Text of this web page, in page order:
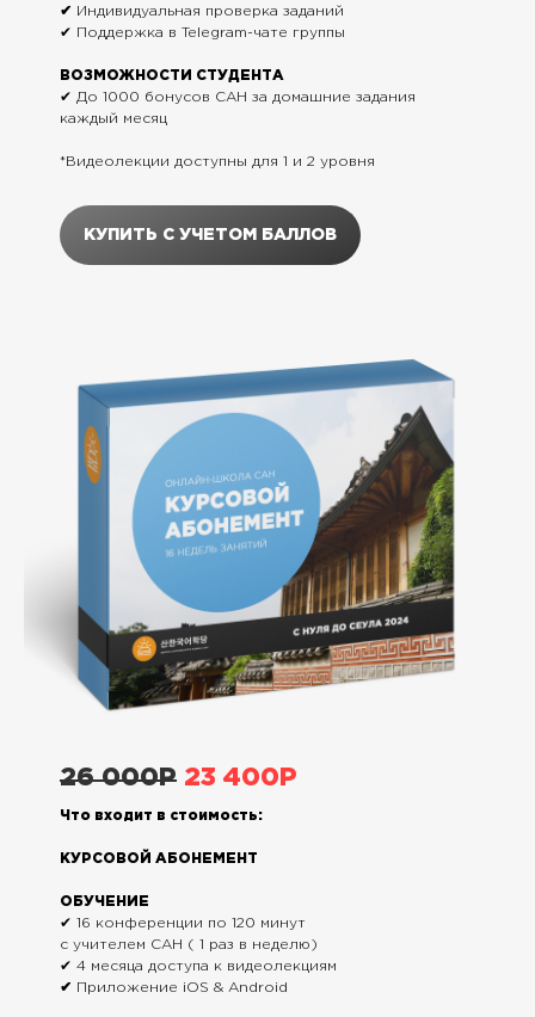
✔ Индивидуальная проверка заданий
✔ Поддержка в Telegram-чате группы
ВОЗМОЖНОСТИ СТУДЕНТА
✔ До 1000 бонусов САН за домашние задания
каждый месяц
*Видеолекции доступны для 1 и 2 уровня
КУПИТЬ С УЧЕТОМ БАЛЛОВ
26 000Р 23 400Р
Что входит в стоимость:
КУРСОВОЙ АБОНЕМЕНТ
ОБУЧЕНИЕ
✔ 16 конференции по 120 минут
с учителем САН ( 1 раз в неделю)
✔ 4 месяца доступа к видеолекциям
✔ Приложение iOS & Android